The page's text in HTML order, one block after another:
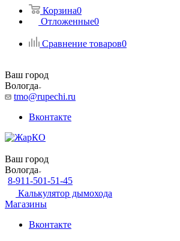
Корзина0
Отложенные0
Сравнение товаров0
Ваш город
Вологда
tmo@rupechi.ru
Вконтакте
Ваш город
Вологда
8-911-501-51-45
Калькулятор дымохода
Магазины
Вконтакте